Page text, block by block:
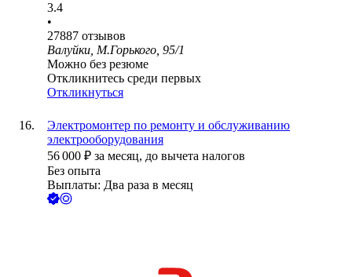
3.4
•
27887 отзывов
Валуйки, М.Горького, 95/1
Можно без резюме
Откликнитесь среди первых
Откликнуться
Электромонтер по ремонту и обслуживанию
электрооборудования
56 000 ₽ за месяц, до вычета налогов
Без опыта
Выплаты: Два раза в месяц